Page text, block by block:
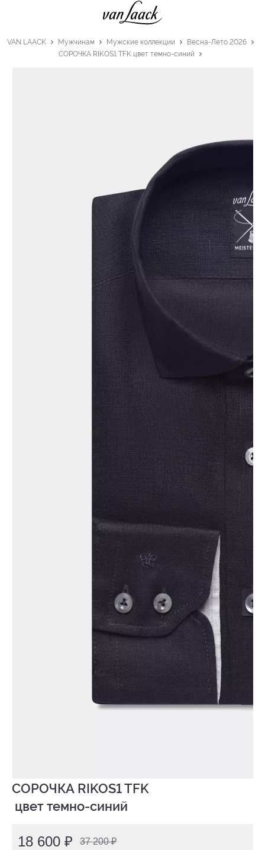
VAN LAACK Мужчинам Мужские коллекции
Весна-Лето 2026
СОРОЧКА RIKOS1 TFK цвет темно-синий
СОРОЧКА RIKOS1 TFK
цвет темно-синий
18 600 ₽ 37 200 ₽